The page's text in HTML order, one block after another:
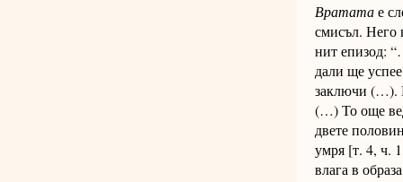
Врататае
смисъл. Него
нит епизод:
дали ще
зак­лю­чи (…). И
(…) То още
двете
умря [т. 4, ч.
влага в